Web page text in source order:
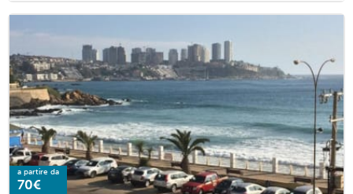
a partire da
70€